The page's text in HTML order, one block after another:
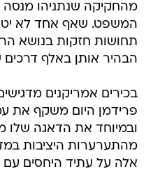
מהחקיקה שנתניהו
המשפט. שאף אחד לא
תחושות חזקות בנושא
הבהיר אותן באלף דרכים
בכירים אמריקנים
פרידמן היום משקף את
ובמיוחד את הדאגה
מהתערערות היציבות
אלה על עתיד היחסים